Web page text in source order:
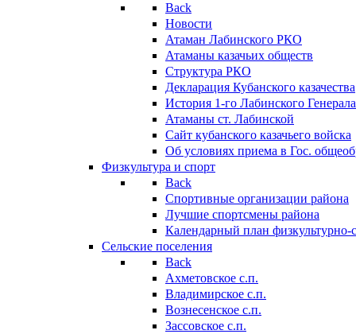
Back
Новости
Атаман Лабинского РКО
Атаманы казачьих обществ
Структура РКО
Декларация Кубанского казачества
История 1-го Лабинского
Атаманы ст. Лабинской
Cайт кубанского казачьего войска
Об условиях приема в Гос.
Физкультура и спорт
Back
Спортивные организации района
Лучшие спортсмены района
Календарный план
Сельские поселения
Back
Ахметовское с.п.
Владимирское с.п.
Вознесенское с.п.
Зассовское с.п.